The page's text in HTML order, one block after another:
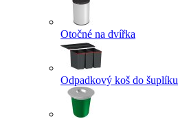
Otočné na dvířka
Odpadkový koš do šuplíku